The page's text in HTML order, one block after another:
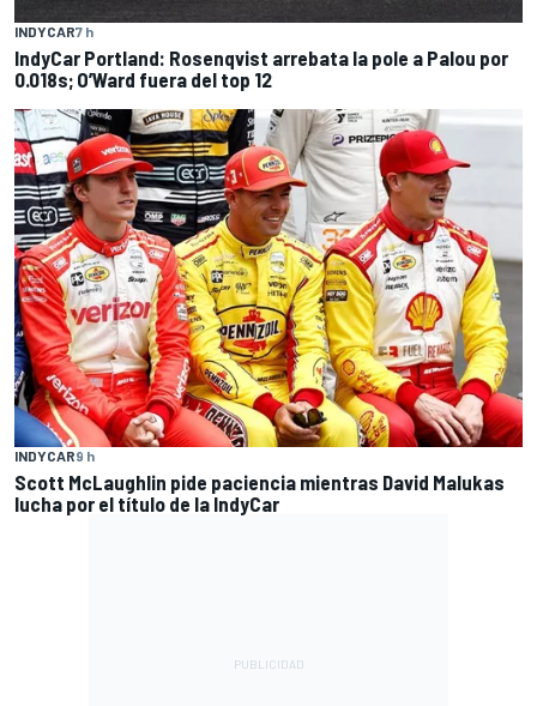
INDYCAR7 h
IndyCar Portland: Rosenqvist arrebata la pole a Palou por
0.018s; O’Ward fuera del top 12
INDYCAR9 h
Scott McLaughlin pide paciencia mientras David Malukas
lucha por el título de la IndyCar